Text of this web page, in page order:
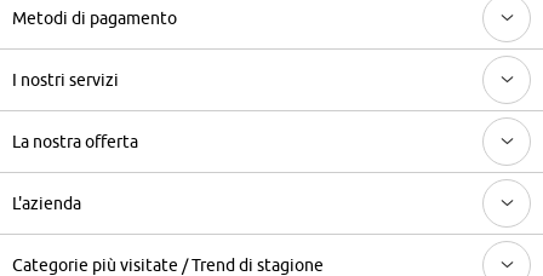
Metodi di pagamento
I nostri servizi
La nostra offerta
L'azienda
Categorie più visitate / Trend di stagione